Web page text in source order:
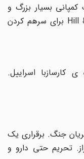
بسیار بزرگ و
برای سرهم کردن
اسراییل.
جنگ. برقراری یک
تحریم حتی دارو و